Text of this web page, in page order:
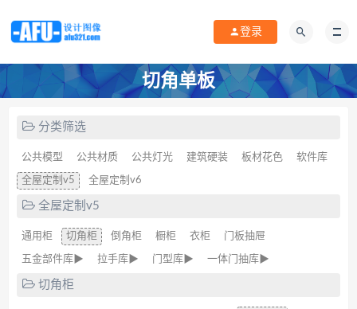
登录
切角单板
分类筛选
公共模型 公共材质 公共灯光 建筑硬装 板材花色 软件库
全屋定制v5 全屋定制v6
全屋定制v5
通用柜 切角柜 倒角柜 橱柜 衣柜 门板抽屉
五金部件库▶ 拉手库▶ 门型库▶ 一体门抽库▶
切角柜